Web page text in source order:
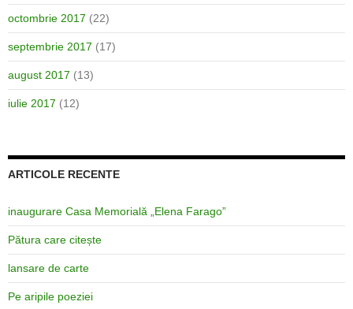
octombrie 2017 (22)
septembrie 2017 (17)
august 2017 (13)
iulie 2017 (12)
ARTICOLE RECENTE
inaugurare Casa Memorială „Elena Farago”
Pătura care citește
lansare de carte
Pe aripile poeziei